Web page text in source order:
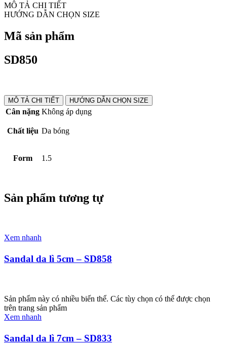
MÔ TẢ CHI TIẾT
HƯỚNG DẪN CHỌN SIZE
Mã sản phẩm
SD850
MÔ TẢ CHI TIẾT HƯỚNG DẪN CHỌN SIZE
Cân nặng Không áp dụng
Chất liệu Da bóng
Form 1.5
Sản phẩm tương tự
Xem nhanh
Sandal da lì 5cm – SD858
Sản phẩm này có nhiều biến thể. Các tùy chọn có thể được chọn
trên trang sản phẩm
Xem nhanh
Sandal da lì 7cm – SD833